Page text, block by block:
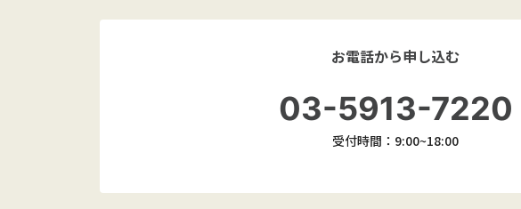
お電話から申し込む
03-5913-7220
受付時間：9:00~18:00